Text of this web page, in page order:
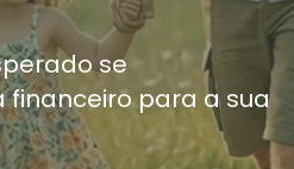
se
para a sua